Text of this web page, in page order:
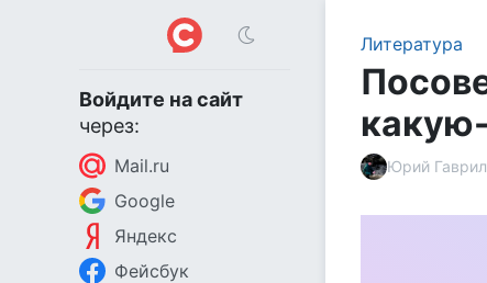
Войдите на сайт
через:
Mail.ru
Google
Яндекс
Фейсбук
Литература
Юрий